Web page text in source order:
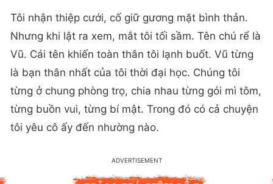
Tôi nhận thiệp cưới, cố giữ gương mặt bình thản.
Nhưng khi lật ra xem, mắt tôi tối sầm. Tên chú rể là
Vũ. Cái tên khiến toàn thân tôi lạnh buốt. Vũ từng
là bạn thân nhất của tôi thời đại học. Chúng tôi
từng ở chung phòng trọ, chia nhau từng gói mì tôm,
từng buồn vui, từng bí mật. Trong đó có cả chuyện
tôi yêu cô ấy đến nhường nào.